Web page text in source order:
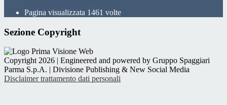
Pagina visualizzata 1461 volte
Sezione Copyright
Copyright 2026 | Engineered and powered by Gruppo Spaggiari
Parma S.p.A. | Divisione Publishing & New Social Media
Disclaimer trattamento dati personali